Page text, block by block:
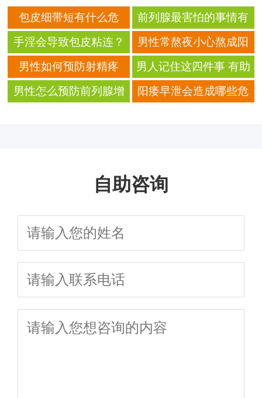
包皮细带短有什么危
害？ 会影响性功能吗？
前列腺最害怕的事情有
哪些？ 这六件事千万不
要做
手淫会导致包皮粘连？
包皮粘连有哪些危害？
男性常熬夜小心熬成阳
痿？ 要如何预防阳痿
呢？
男性如何预防射精疼
痛？ 可以试着这样做？
男人记住这四件事 有助
于提前预防前列腺炎
男性怎么预防前列腺增
阳痿早泄会造成哪些危
自助咨询